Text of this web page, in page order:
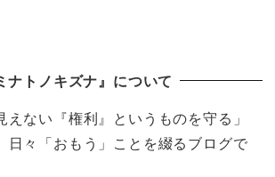
ナトノキズナ』について
えない『権利』というものを守る」
日々「おもう」ことを綴るブログで